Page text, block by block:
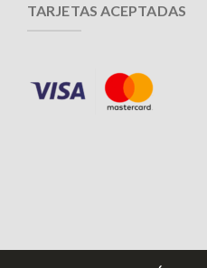
TARJETAS ACEPTADAS